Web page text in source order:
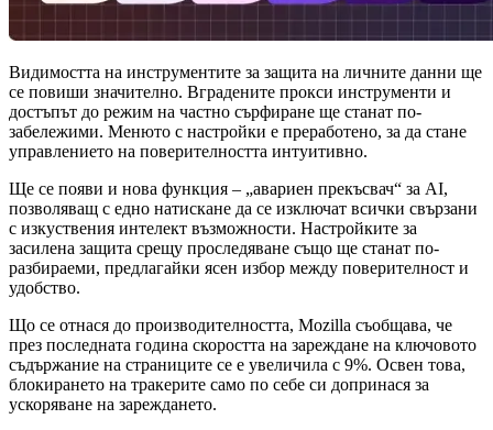
Видимостта на инструментите за защита на личните данни ще
се повиши значително. Вградените прокси инструменти и
достъпът до режим на частно сърфиране ще станат по-
забележими. Менюто с настройки е преработено, за да стане
управлението на поверителността интуитивно.
Ще се появи и нова функция – „авариен прекъсвач“ за AI,
позволяващ с едно натискане да се изключат всички свързани
с изкуствения интелект възможности. Настройките за
засилена защита срещу проследяване също ще станат по-
разбираеми, предлагайки ясен избор между поверителност и
удобство.
Що се отнася до производителността, Mozilla съобщава, че
през последната година скоростта на зареждане на ключовото
съдържание на страниците се е увеличила с 9%. Освен това,
блокирането на тракерите само по себе си допринася за
ускоряване на зареждането.